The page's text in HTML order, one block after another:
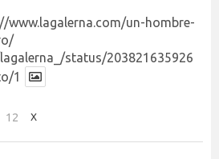
www.lagalerna.com/un-hombre-
status/203821635926
1
12 X